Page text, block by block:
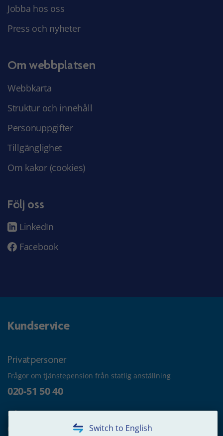
Switch to English
Jobba hos oss
Press och nyheter
Om webbplatsen
Webbkarta
Struktur och innehåll
Personuppgifter
Tillgänglighet
Om kakor (cookies)
Följ oss
LinkedIn
Facebook
Kundservice
Privatpersoner
Frågor om tjänstepension från statlig anställning
020-51 50 40
Frågor om utbetalning
020-65 00 65